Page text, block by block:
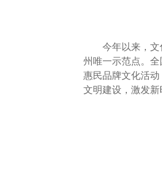
今年以来，文化
州唯一示范点。
惠民品牌文化活
文明建设，激发新